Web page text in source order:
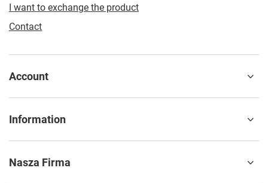
I want to exchange the product
Contact
Account
Information
Nasza Firma